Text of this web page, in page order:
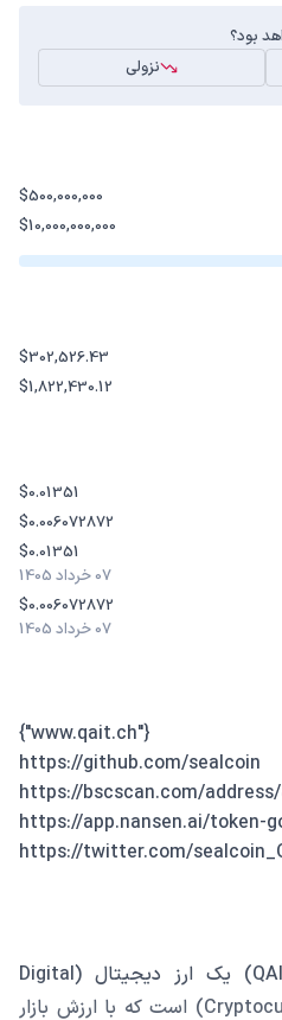
نزولی
$500,000,000
$10,000,000,000
$302,526.43
$1,822,430.12
$0.01351
$0.006072872
$0.01351
07 خرداد 1405
$0.006072872
07 خرداد 1405
{"www.qait.ch"}
https://github.com/sealcoin
QAIT با نماد اختصاری (QAIT) یک ارز دیجیتال (Digital
Currency) یا رمزارز (Cryptocurrency) است که با ارزش بازار